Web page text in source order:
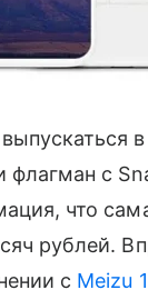
флагман с
что
рублей.
с Meizu